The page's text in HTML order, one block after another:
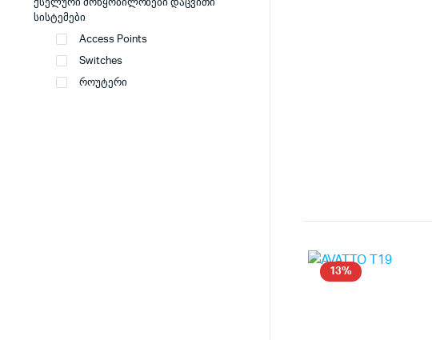
13%
ქსელური მოწყობილობები დაცვითი
სისტემები
Access Points
Switches
როუტერი